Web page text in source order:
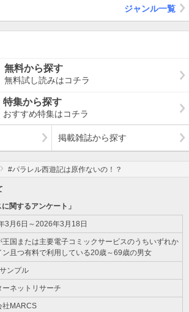
ジャンル一覧
無料から探す
無料試し読みはコチラ
特集から探す
おすすめ特集はコチラ
掲載雑誌から探す
#パラレル西遊記は原作ないの！？
関するアンケート」
3月6日～2026年3月18日
王国または主要電子コミックサービスのうちいずれか
ン且つ有料で利用している20歳～69歳の男女
ンプル
ーネットリサーチ
社MARCS